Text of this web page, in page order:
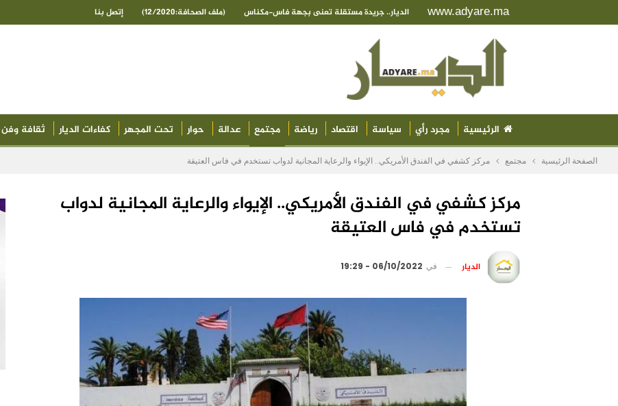
www.adyare.ma الديار.. جريدة مستقلة تعنى بجهة فاس-مكناس (ملف الصحافة:12/2020) إتصل بنا
الرئيسية مجرد رأي سياسة اقتصاد رياضة مجتمع عدالة حوار تحت المجهر كفاءات الديار ثقافة وفن
الصفحة الرئيسية مجتمع مركز كشفي في الفندق الأمريكي.. الإيواء والرعاية المجانية لدواب تستخدم في فاس العتيقة
مركز كشفي في الفندق الأمريكي.. الإيواء والرعاية المجانية لدواب
تستخدم في فاس العتيقة
الديار في 06/10/2022 - 19:29